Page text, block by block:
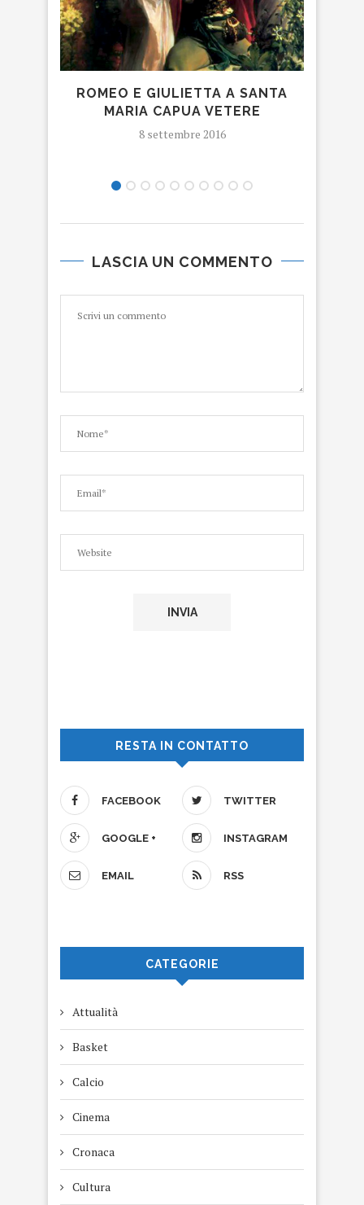
ROMEO E GIULIETTA A SANTA
MARIA CAPUA VETERE
8 settembre 2016
LASCIA UN COMMENTO
RESTA IN CONTATTO
FACEBOOK TWITTER
GOOGLE + INSTAGRAM
EMAIL RSS
CATEGORIE
Attualità
Basket
Calcio
Cinema
Cronaca
Cultura